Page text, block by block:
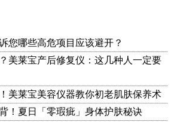
您哪些高危项目应该避开？
美莱宝产后修复仪：这几种人一定要
美莱宝美容仪器教你初老肌肤保养术
！夏日「零瑕疵」身体护肤秘诀